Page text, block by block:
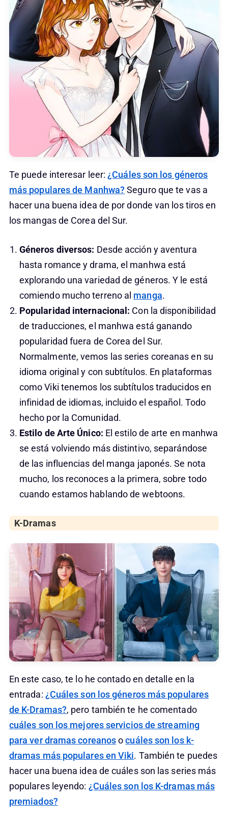
Te puede interesar leer:¿Cuáles son los géneros
más populares de Manhwa? Seguro que te vas a
hacer una buena idea de por donde van los tiros en
los mangas de Corea del Sur.
Géneros diversos: Desde acción y aventura
hasta romance y drama, el manhwa está
explorando una variedad de géneros. Y le está
comiendo mucho terreno al manga.
Popularidad internacional: Con la disponibilidad
de traducciones, el manhwa está ganando
popularidad fuera de Corea del Sur.
Normalmente, vemos las series coreanas en su
idioma original y con subtítulos. En plataformas
como Viki tenemos los subtítulos traducidos en
infinidad de idiomas, incluido el español. Todo
hecho por la Comunidad.
Estilo de Arte Único: El estilo de arte en manhwa
se está volviendo más distintivo, separándose
de las influencias del manga japonés. Se nota
mucho, los reconoces a la primera, sobre todo
cuando estamos hablando de webtoons.
K-Dramas
En este caso, te lo he contado en detalle en la
entrada: ¿Cuáles son los géneros más populares
de K-Dramas?, pero también te he comentado
cuáles son los mejores servicios de streaming
para ver dramas coreanosocuáles son los k-
dramas más populares en Viki. También te puedes
hacer una buena idea de cuáles son las series más
populares leyendo: ¿Cuáles son los K-dramas más
premiados?